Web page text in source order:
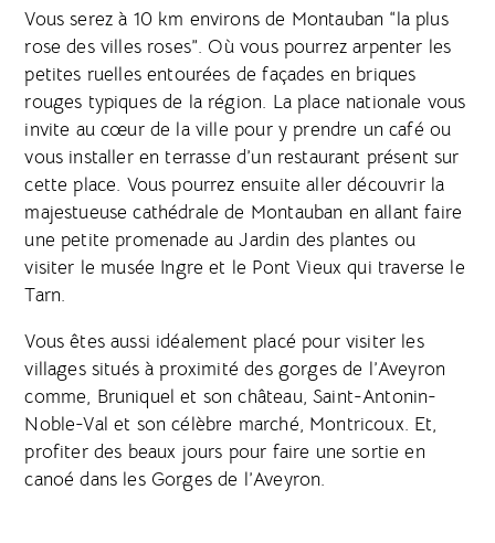
Vous serez à 10 km environs de Montauban “la plus
rose des villes roses”. Où vous pourrez arpenter les
petites ruelles entourées de façades en briques
rouges typiques de la région. La place nationale vous
invite au cœur de la ville pour y prendre un café ou
vous installer en terrasse d’un restaurant présent sur
cette place. Vous pourrez ensuite aller découvrir la
majestueuse cathédrale de Montauban en allant faire
une petite promenade au Jardin des plantes ou
visiter le musée Ingre et le Pont Vieux qui traverse le
Tarn.
Vous êtes aussi idéalement placé pour visiter les
villages situés à proximité des gorges de l’Aveyron
comme, Bruniquel et son château, Saint-Antonin-
Noble-Val et son célèbre marché, Montricoux. Et,
profiter des beaux jours pour faire une sortie en
canoé dans les Gorges de l’Aveyron.